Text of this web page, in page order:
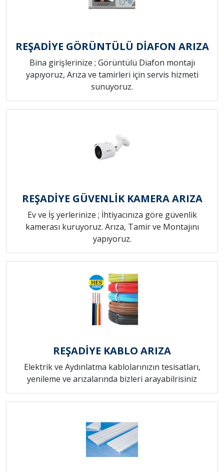
REŞADİYE GÖRÜNTÜLÜ DİAFON ARIZA
Bina girişlerinize ; Görüntülü Diafon montajı
yapıyoruz, Arıza ve tamirleri için servis hizmeti
sunuyoruz.
REŞADİYE GÜVENLİK KAMERA ARIZA
Ev ve İş yerlerinize ; İhtiyacınıza göre güvenlik
kamerası kuruyoruz. Arıza, Tamir ve Montajını
yapıyoruz.
REŞADİYE KABLO ARIZA
Elektrik ve Aydınlatma kablolarınızın tesisatları,
yenileme ve arızalarında bizleri arayabilrisiniz